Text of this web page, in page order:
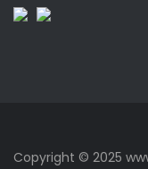
Copyright © 2025